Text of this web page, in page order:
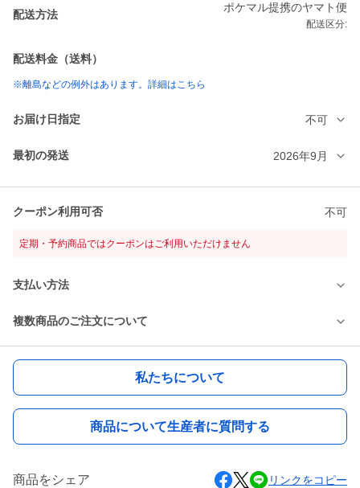
配送方法
ポケマル提携のヤマト便
配送区分:
配送料金（送料）
※離島などの例外はあります。詳細はこちら
お届け日指定 不可
最初の発送 2026年9月
クーポン利用可否 不可
定期・予約商品ではクーポンはご利用いただけません
支払い方法
複数商品のご注文について
私たちについて
商品について生産者に質問する
商品をシェア リンクをコピー